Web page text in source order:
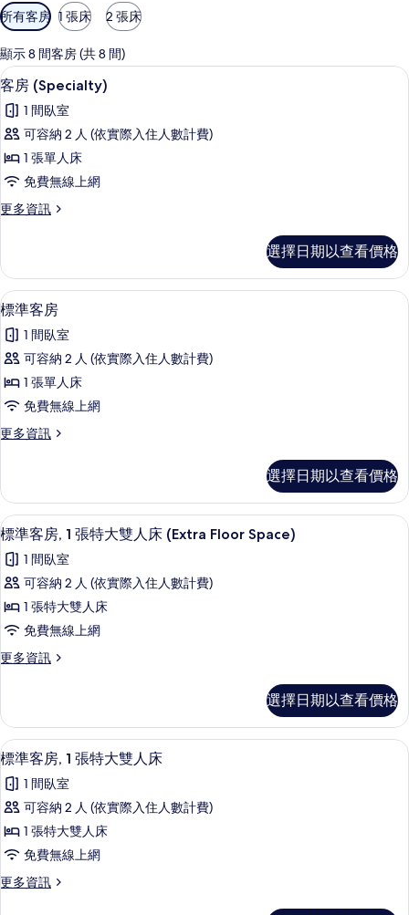
可
用
的
客
房
篩
選
條
所有客房 1 張床 2 張床
顯示 8 間客房 (共 8 間)
顯
示
客
房
(Specialty)
的
所
相
片
1
客房 (Specialty)
1 間臥室
可容納 2 人 (依實際入住人數計費)
1 張單人床
免費無線上網
更多資訊
更
(Specialty)
的
詳
選擇日期以查看價格
顯
示
標
準
客
的
有
相
片
1
標準客房
1 間臥室
可容納 2 人 (依實際入住人數計費)
1 張單人床
免費無線上網
更多資訊
更
客
房
的
情
選擇日期以查看價格
顯
示
標
準
客
1
特
大
雙
人
床
(Extra
Floor
Space)
的
標準客房, 1 張特大雙人床 (Extra
2
標準客房, 1 張特大雙人床 (Extra Floor Space)
1 間臥室
可容納 2 人 (依實際入住人數計費)
1 張特大雙人床
免費無線上網
更多資訊
更
客
房,
1
特
大
人
床
Floor
選擇日期以查看價格
顯
示
標
準
客
1
標準客房, 1 張特大雙人床 | 客房內保
2
標準客房, 1 張特大雙人床
1 間臥室
可容納 2 人 (依實際入住人數計費)
1 張特大雙人床
免費無線上網
更多資訊
更